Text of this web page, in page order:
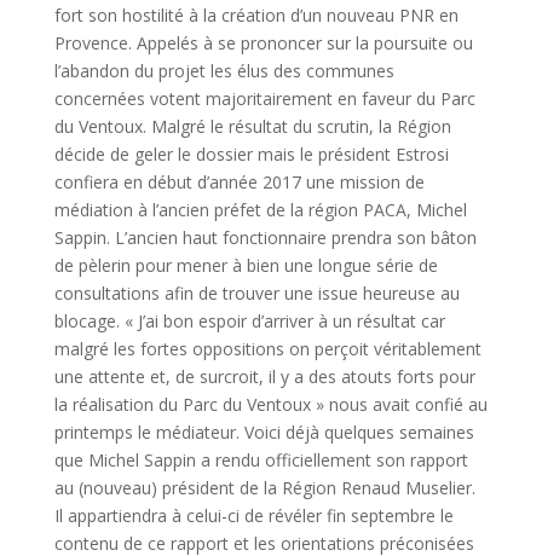
fort son hostilité à la création d’un nouveau PNR en
Provence. Appelés à se prononcer sur la poursuite ou
l’abandon du projet les élus des communes
concernées votent majoritairement en faveur du Parc
du Ventoux. Malgré le résultat du scrutin, la Région
décide de geler le dossier mais le président Estrosi
confiera en début d’année 2017 une mission de
médiation à l’ancien préfet de la région PACA, Michel
Sappin. L’ancien haut fonctionnaire prendra son bâton
de pèlerin pour mener à bien une longue série de
consultations afin de trouver une issue heureuse au
blocage. « J’ai bon espoir d’arriver à un résultat car
malgré les fortes oppositions on perçoit véritablement
une attente et, de surcroit, il y a des atouts forts pour
la réalisation du Parc du Ventoux » nous avait confié au
printemps le médiateur. Voici déjà quelques semaines
que Michel Sappin a rendu officiellement son rapport
au (nouveau) président de la Région Renaud Muselier.
Il appartiendra à celui-ci de révéler fin septembre le
contenu de ce rapport et les orientations préconisées